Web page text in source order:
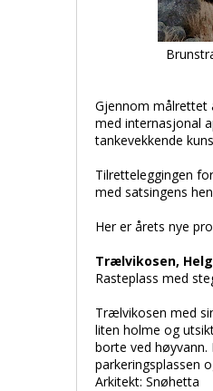
Gjennom målrettet
med internasjonal
tankevekkende
Tilretteleggingen
med satsingens
Her er årets nye
Trælvikosen,
Rasteplass med
Trælvikosen med
liten holme og
borte ved høyvann.
parkeringsplassen
Arkitekt: Snøhetta